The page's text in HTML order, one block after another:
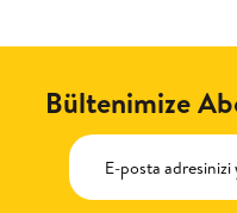
Bültenimize